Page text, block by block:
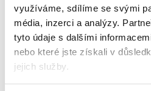
využíváme, sdílíme se svými
média, inzerci a analýzy.
tyto údaje s dalšími
nebo které jste získali v
jejich služby.
Sacharidy 14 g
Sacharidy, z toho cukry 11 g
Vláknina 2,8 g
Bílkoviny 0,9 g
Sůl 0,01 g
Vitamin C 15 mg (19 %*)